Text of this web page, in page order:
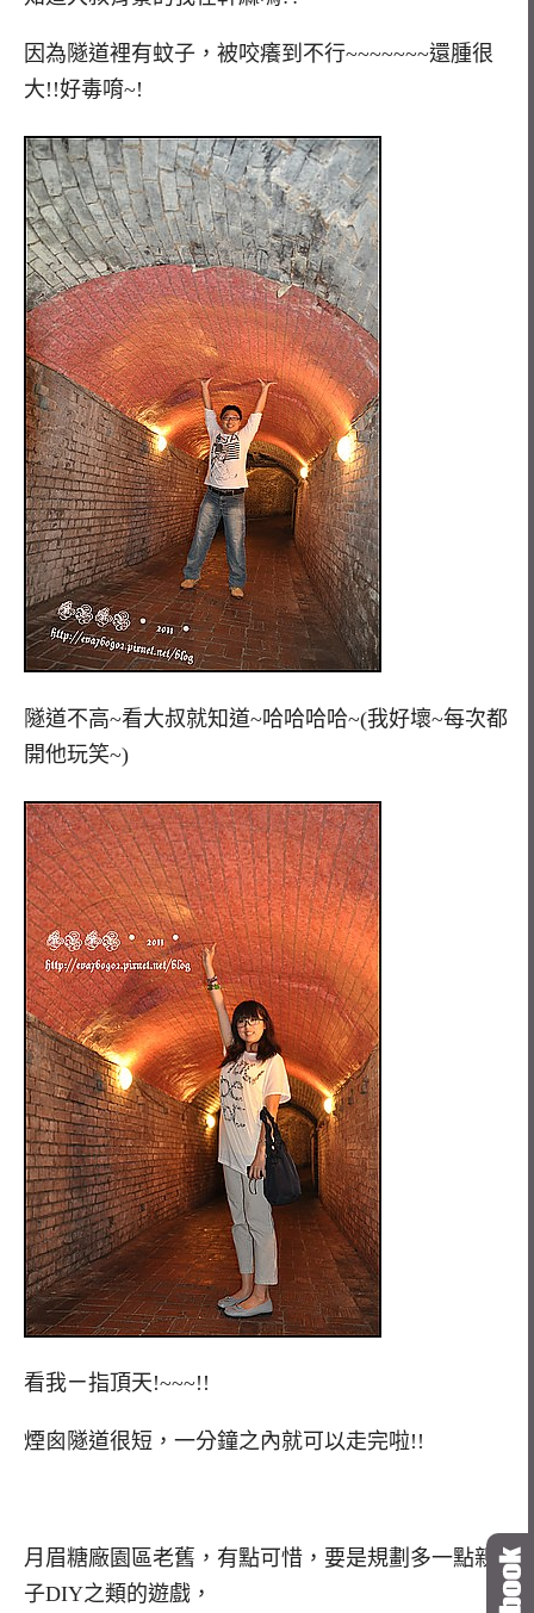
因為隧道裡有蚊子，被咬癢到不行~~~~~~~還腫很
大!!好毒唷~!
隧道不高~看大叔就知道~哈哈哈哈~(我好壞~每次都
開他玩笑~)
看我ㄧ指頂天!~~~!!
煙囪隧道很短，一分鐘之內就可以走完啦!!
月眉糖廠園區老舊，有點可惜，要是規劃多一點親
子DIY之類的遊戲，